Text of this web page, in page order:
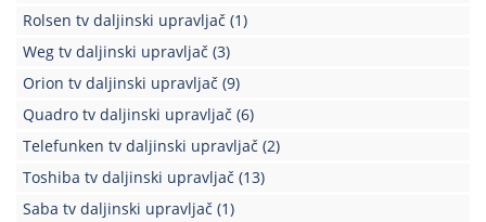
Poslovna
oprema,računari
Strujni
Rolsen tv daljinski upravljač (1)
Weg tv daljinski upravljač (3)
Orion tv daljinski upravljač (9)
Quadro tv daljinski upravljač (6)
Telefunken tv daljinski upravljač (2)
Toshiba tv daljinski upravljač (13)
Saba tv daljinski upravljač (1)